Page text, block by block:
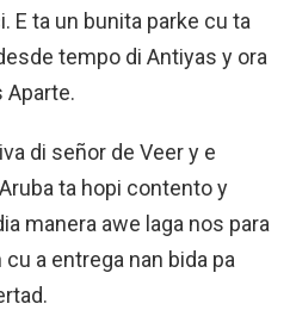
E ta un bunita parke cu ta
tempo di Antiyas y ora
Aparte.
di señor de Veer y e
ta hopi contento y
manera awe laga nos para
a entrega nan bida pa